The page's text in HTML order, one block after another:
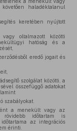
haladéktalanul
keretében nyújtott
oltalmazott közötti
hatóság és a
eredő jogait és
szolgálat közötti, a
összefüggő adatokat
szabályokat.
a menekült vagy az
időtartam is
az integrációs
érinti.